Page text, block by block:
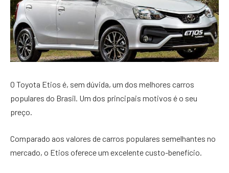
O Toyota Etios é, sem dúvida, um dos melhores carros
populares do Brasil. Um dos principais motivos é o seu
preço.
Comparado aos valores de carros populares semelhantes no
mercado, o Etios oferece um excelente custo-benefício.